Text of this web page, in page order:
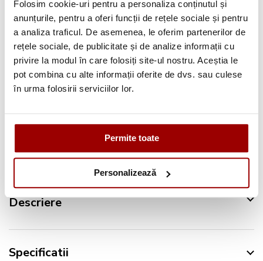
Folosim cookie-uri pentru a personaliza conținutul și
anunțurile, pentru a oferi funcții de rețele sociale și pentru
a analiza traficul. De asemenea, le oferim partenerilor de
rețele sociale, de publicitate și de analize informații cu
privire la modul în care folosiți site-ul nostru. Aceștia le
pot combina cu alte informații oferite de dvs. sau culese
în urma folosirii serviciilor lor.
Permite toate
Personalizează
Consultanta profesionala
Deschidere coletla livrare
Pana la12 ratefara dobanda
Retur in 14 zile
Descriere
Specificatii